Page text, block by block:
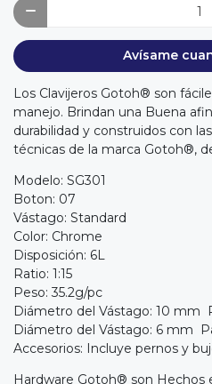
Avísame
Los Clavijeros Gotoh® son
manejo. Brindan una Buena
durabilidad y construidos con
técnicas de la marca Gotoh®,
Modelo: SG301
Boton: 07
Vástago: Standard
Color: Chrome
Disposición: 6L
Ratio: 1:15
Peso: 35.2g/pc
Diámetro del Vástago: 10 mm
Diámetro del Vástago: 6 mm
Accesorios: Incluye pernos y
Hardware Gotoh® son Hechos